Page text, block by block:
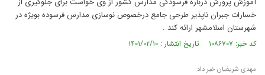
خسارات جبران ناپذیر طرحی جامع درخصوص نوسازی مدارس فرسوده بویژه در
شهرستان اسلامشهر ارائه کند .
کد خبر: ۱۰۸۶۷۰۷ تاریخ انتشار : ۱۴۰۱/۰۲/۱۰
مهدی شریفیان خبر داد: